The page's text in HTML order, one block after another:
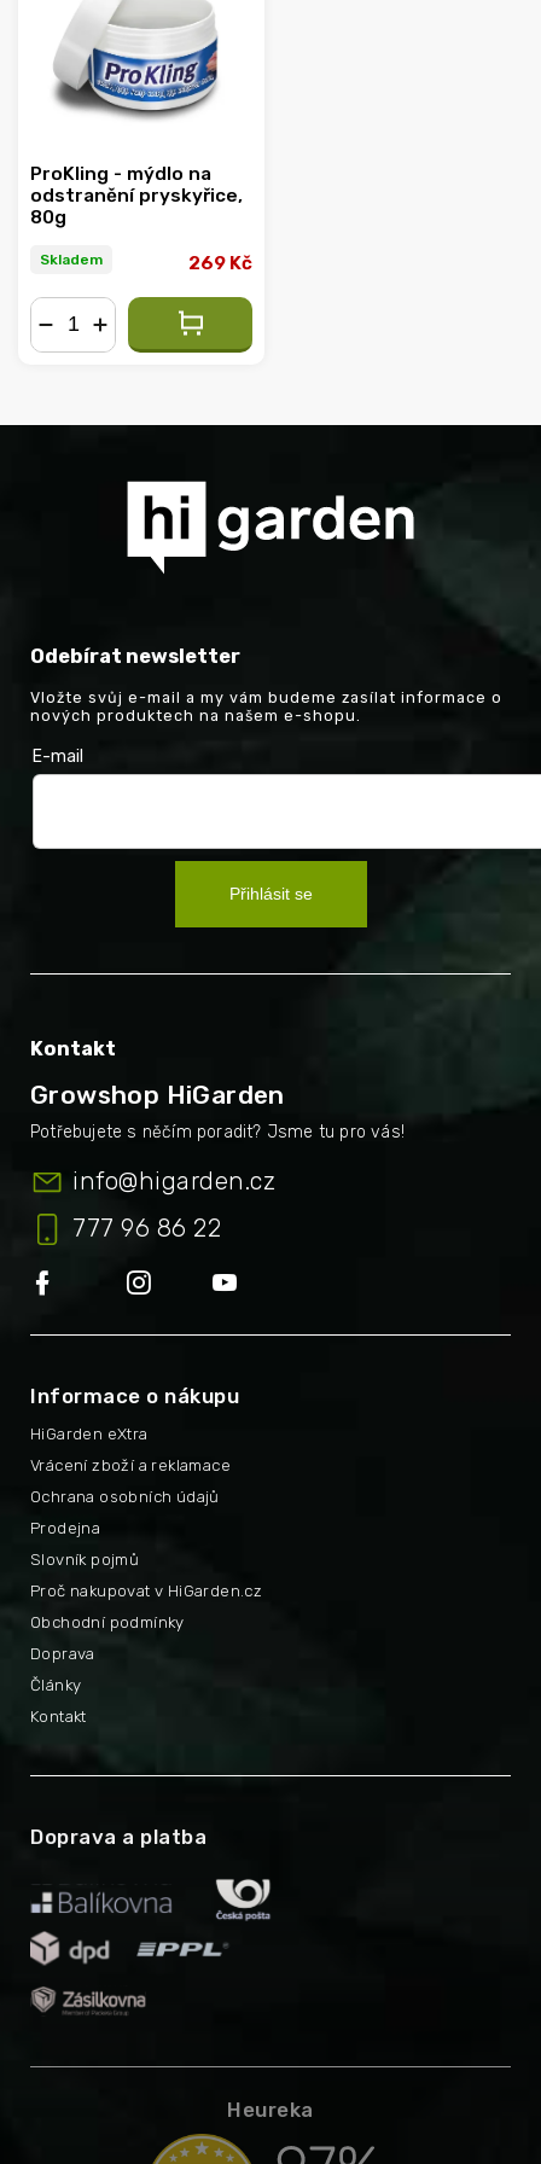
Abecedně
ProKling - mýdlo na
odstranění pryskyřice,
80g
Skladem 269 Kč
Odebírat newsletter
Vložte svůj e-mail a my vám budeme zasílat informace o
nových produktech na našem e-shopu.
E-mail
Přihlásit se
Kontakt
Growshop HiGarden
info@higarden.cz
777 96 86 22
Informace o nákupu
HiGarden eXtra
Proč nakupovat v HiGarden.cz
Vrácení zboží a reklamace
Obchodní podmínky
Ochrana osobních údajů
Doprava
Prodejna
Články
Slovník pojmů
Kontakt
Doprava a platba
Heureka